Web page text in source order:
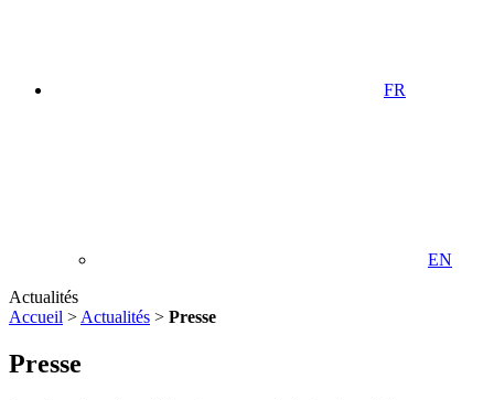
FR
EN
Actualités
Accueil >Actualités > Presse
Presse